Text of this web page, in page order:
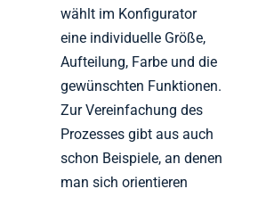
wählt im Konfigurator
eine individuelle Größe,
Aufteilung, Farbe und die
gewünschten Funktionen.
Zur Vereinfachung des
Prozesses gibt aus auch
schon Beispiele, an denen
man sich orientieren